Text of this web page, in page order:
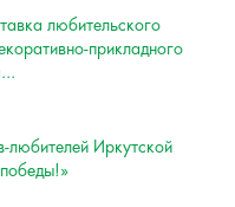
любительского
прикладного
любителей Иркутской